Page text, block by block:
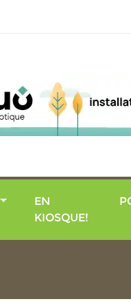
EN
KIOSQUE!